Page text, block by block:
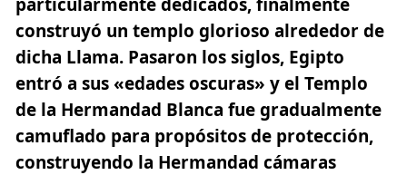
construyó un templo glorioso alrededor de
dicha Llama. Pasaron los siglos, Egipto
entró a sus «edades oscuras» y el Templo
de la Hermandad Blanca fue gradualmente
camuflado para propósitos de protección,
construyendo la Hermandad cámaras